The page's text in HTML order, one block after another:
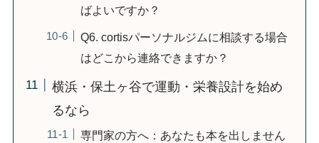
ばよいですか？
Q6. cortisパーソナルジムに相談する場合
はどこから連絡できますか？
横浜・保土ヶ谷で運動・栄養設計を始め
るなら
専門家の方へ：あなたも本を出しません